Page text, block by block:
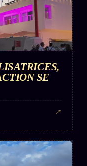
SE
↗